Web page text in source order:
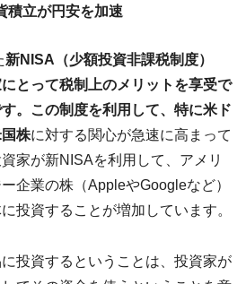
積立が円安を加速
新NISA（少額投資非課税制度）
とって税制上のメリットを享受で
。この制度を利用して、特に米ド
株に対する関心が急速に高まって
家が新NISAを利用して、アメリ
企業の株（AppleやGoogleなど）
投資することが増加しています。
投資するということは、投資家が